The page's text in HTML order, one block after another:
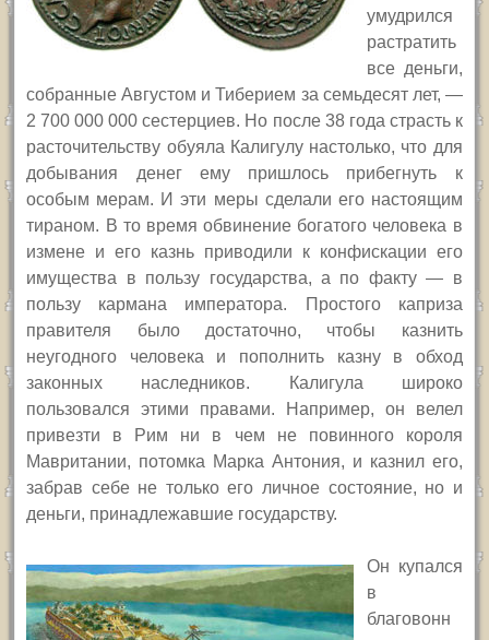
умудрился
растратить
все деньги,
собранные Августом и Тиберием за семьдесят лет, —
2 700 000 000 сестерциев. Но после 38 года страсть к
расточительству обуяла Калигулу настолько, что для
добывания денег ему пришлось прибегнуть к
особым мерам. И эти меры сделали его настоящим
тираном. В то время обвинение богатого человека в
измене и его казнь приводили к конфискации его
имущества в пользу государства, а по факту — в
пользу кармана императора. Простого каприза
правителя было достаточно, чтобы казнить
неугодного человека и пополнить казну в обход
законных наследников. Калигула широко
пользовался этими правами. Например, он велел
привезти в Рим ни в чем не повинного короля
Мавритании, потомка Марка Антония, и казнил его,
забрав себе не только его личное состояние, но и
деньги, принадлежавшие государству.
Он купался
в
благовонн